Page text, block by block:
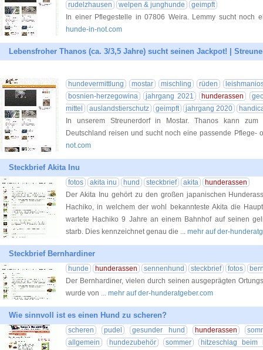
rudelzhausen
welpen & junghunde
geimpft
In einer Pflegestelle in 07806 Weira. Lemmy sucht noch
hunde-in-not.com
Lebensfroher Thanos (ca. 3/3,5 Jahre) sucht seinen Jackpot! |
hundevermittlung mostar mischling rüden
bosnien-herzegowina
jahrgang 2021 hunderassen
mittel
auslandstierschutz geimpft jahrgang 2020
In unserem Streunerdorf in Mostar. Thanos kann zum
Deutschland reisen und sucht noch eine passende Pflege-
not.com
Steckbrief Akita Inu
fotos akita inu hund steckbrief akita
hunderassen
Der Akita Inu gehört zu den großen japanischen
Hachiko, in welchem der wohl bekannteste Akita die
wartete Hachiko 9 Jahre an einem Bahnhof auf seinen
starb. Dies kennzeichnet genau die ... mehr auf der-
Steckbrief Bernhardiner
hunde hunderassen sennenhund steckbrief fotos
Der Bernhardiner, vielen durch seinen ausgeprägten
wurde von ... mehr auf der-hunderatgeber.com
Wie sinnvoll ist es einen Hund zu scheren?
scheren pudel gesunder hund hunderassen
allgemein
hundezubehör sommer
hitzeschlag beim